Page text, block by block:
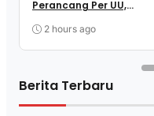
Perancang Per UU,
Berkualitas
2 hours ago
Berita Terbaru